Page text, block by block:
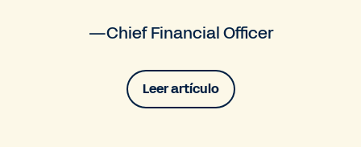
—Chief Financial Officer
Leer artículo